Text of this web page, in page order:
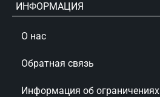
ИНФОРМАЦИЯ
О нас
Обратная связь
Информация об ограничениях